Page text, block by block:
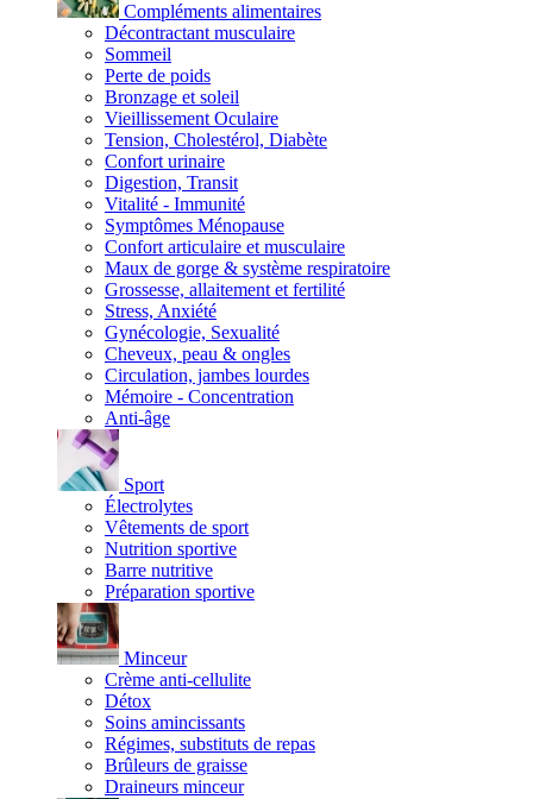
Compléments alimentaires
Décontractant musculaire
Sommeil
Perte de poids
Bronzage et soleil
Vieillissement Oculaire
Tension, Cholestérol, Diabète
Confort urinaire
Digestion, Transit
Vitalité - Immunité
Symptômes Ménopause
Confort articulaire et musculaire
Maux de gorge & système respiratoire
Grossesse, allaitement et fertilité
Stress, Anxiété
Gynécologie, Sexualité
Cheveux, peau & ongles
Circulation, jambes lourdes
Mémoire - Concentration
Anti-âge
Sport
Électrolytes
Vêtements de sport
Nutrition sportive
Barre nutritive
Préparation sportive
Minceur
Crème anti-cellulite
Détox
Soins amincissants
Régimes, substituts de repas
Brûleurs de graisse
Draineurs minceur